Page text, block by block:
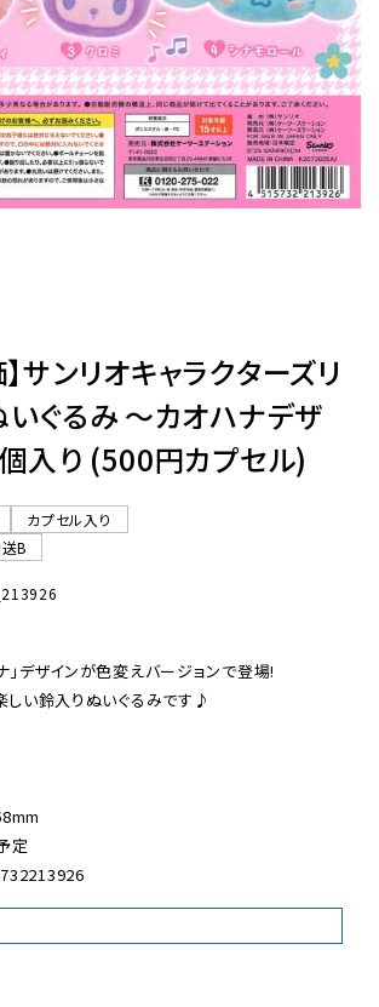
文具
ルトイ
よくあるご質問
6282-7659
サンリオキャラクターズリ
いぐるみ 〜カオハナデザ
入り (500円カプセル)
カプセル入り
B
」デザインが色変えバージョンで登場!
しい鈴入りぬいぐるみです♪
定